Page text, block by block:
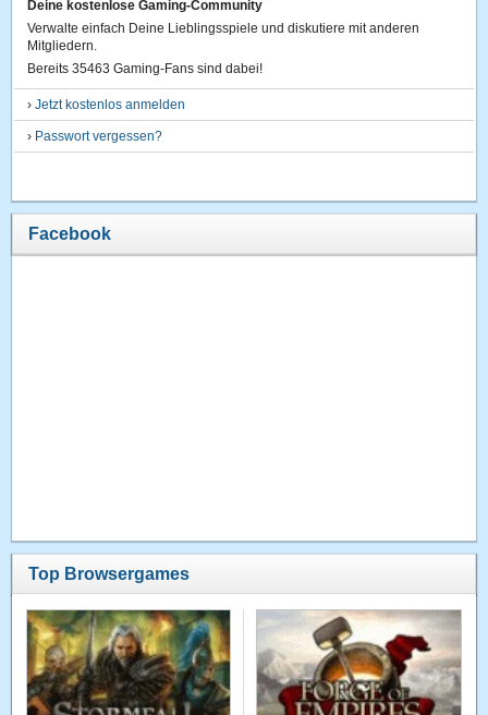
Deine kostenlose Gaming-Community
Verwalte einfach Deine Lieblingsspiele und diskutiere mit anderen
Mitgliedern.
Bereits 35463 Gaming-Fans sind dabei!
›Jetzt kostenlos anmelden
› Passwort vergessen?
Facebook
Top Browsergames